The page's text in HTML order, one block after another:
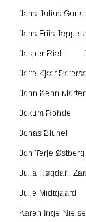
Jens-Julius
Jens Friis
Jesper Riel
Jette Kjær
John Kenn
Jokum Rohde
Jonas Blunel
Jon Terje Østberg
Julia Høgdahl
Julie Midtgaard
Karen Inge